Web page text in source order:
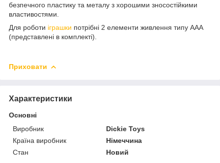
безпечного пластику та металу з хорошими зносостійкими
властивостями.
Для роботи іграшки потрібні 2 елементи живлення типу ААА
(представлені в комплекті).
Приховати
Характеристики
Основні
Виробник
Dickie Toys
Країна виробник
Німеччина
Стан
Новий